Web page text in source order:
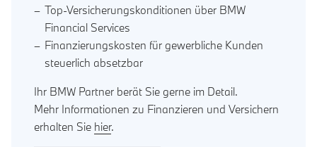
Top-Versicherungskonditionen über BMW
Financial Services
Finanzierungskosten für gewerbliche Kunden
steuerlich absetzbar
Ihr BMW Partner berät Sie gerne im Detail.
Mehr Informationen zu Finanzieren und Versichern
erhalten Sie hier.